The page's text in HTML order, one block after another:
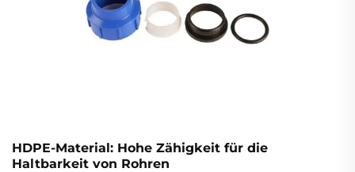
HDPE-Material: Hohe Zähigkeit für die
Haltbarkeit von Rohren